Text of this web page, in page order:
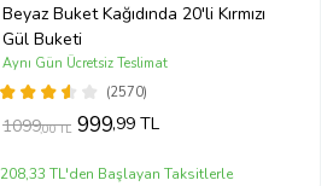
Beyaz Buket Kağıdında 20'li Kırmızı
Gül Buketi
(2570)
Aynı Gün Ücretsiz Teslimat
1099,00 TL 999,99 TL
208,33 TL'den Başlayan Taksitlerle